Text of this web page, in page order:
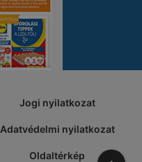
Jogi nyilatkozat
Adatvédelmi nyilatkozat
Oldaltérkép